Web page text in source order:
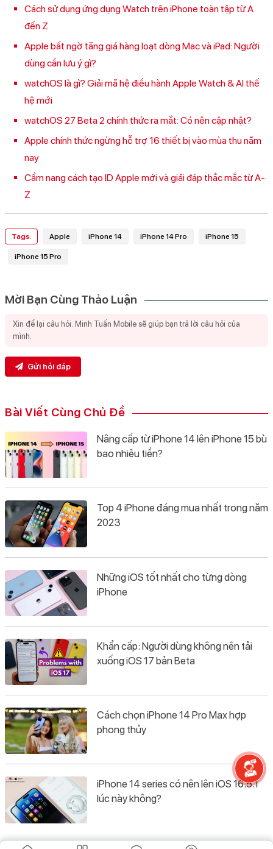
Cách sử dụng ứng dụng Watch trên iPhone toàn tập từ A
đến Z
Apple bất ngờ tăng giá hàng loạt dòng Mac và iPad: Người
dùng cần lưu ý gì?
watchOS là gì? Giải mã hệ điều hành Apple Watch & AI thế
hệ mới
watchOS 27 Beta 2 chính thức ra mắt: Có nên cập nhật?
Apple chính thức ngừng hỗ trợ 16 thiết bị vào mùa thu năm
nay
Cẩm nang cách tạo ID Apple mới và giải đáp thắc mắc từ A-
Z
Tags: Apple iPhone 14 iPhone 14 Pro iPhone 15
iPhone 15 Pro
Mời Bạn Cùng Thảo Luận
Gửi hỏi đáp
Bài Viết Cùng Chủ Đề
Nâng cấp từ iPhone 14 lên iPhone 15 bù
bao nhiêu tiền?
Top 4 iPhone đáng mua nhất trong năm
2023
Những iOS tốt nhất cho từng dòng
iPhone
Khẩn cấp: Người dùng không nên tải
xuống iOS 17 bản Beta
Cách chọn iPhone 14 Pro Max hợp
phong thủy
iPhone 14 series có nên lên iOS 16.5.1
lúc này không?